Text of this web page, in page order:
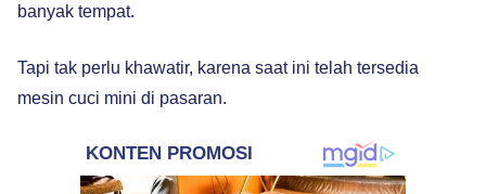
banyak tempat.
Tapi tak perlu khawatir, karena saat ini telah tersedia
mesin cuci mini di pasaran.